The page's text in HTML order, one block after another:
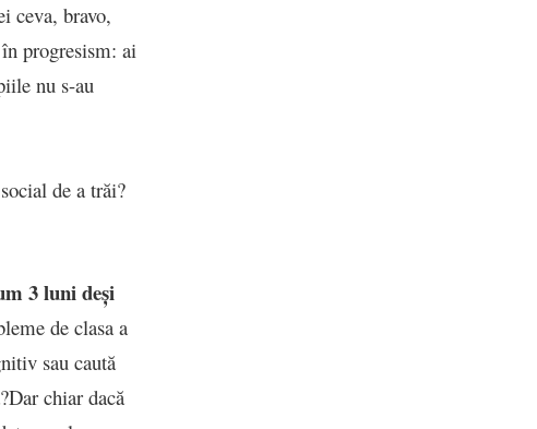
ceva, bravo,
progresism: ai
nu s-au
de a trăi?
3 luni deși
de clasa a
sau caută
chiar dacă